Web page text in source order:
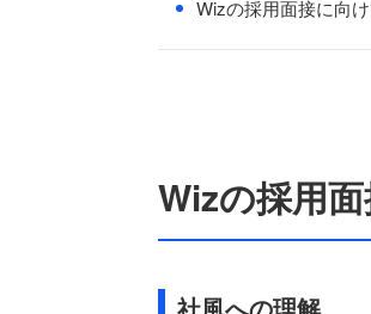
● Wizの採用面接に向
Wizの採用